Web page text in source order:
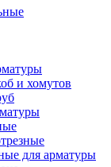
и хомутов
для арматуры